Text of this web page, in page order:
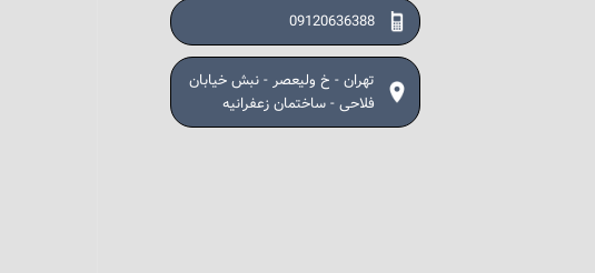
09120636388
تهران - خ ولیعصر - نبش خیابان
فلاحی - ساختمان زعفرانیه